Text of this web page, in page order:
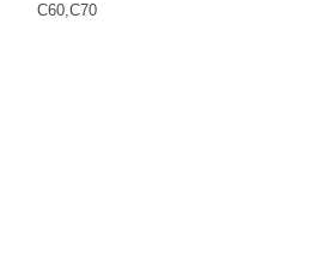
C60,C70